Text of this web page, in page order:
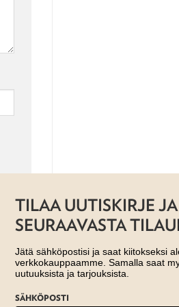
TILAA UUTISKIRJE JA
SEURAAVASTA
Jätä sähköpostisi ja saat kiitokseksi
verkkokauppaamme. Samalla saat
uutuuksista ja tarjouksista.
SÄHKÖPOSTI